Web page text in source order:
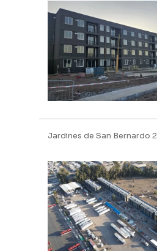
Jardines de San Bernardo 2